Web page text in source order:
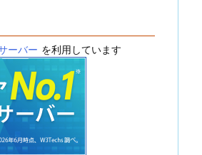
ーバー を利用しています